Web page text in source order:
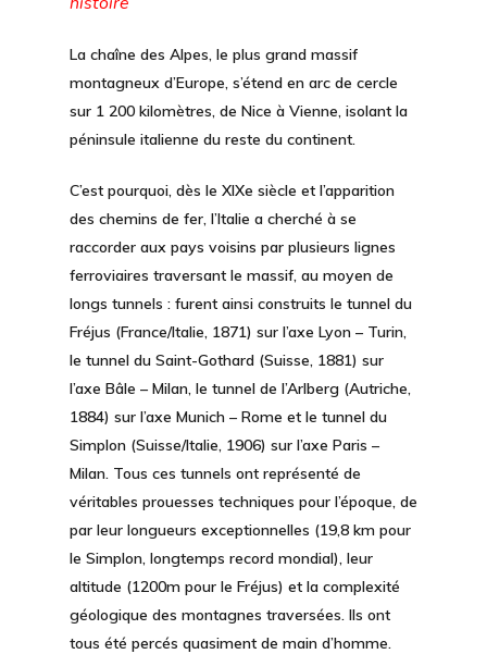
La chaîne des Alpes, le plus grand massif
montagneux d’Europe, s’étend en arc de cercle
sur 1 200 kilomètres, de Nice à Vienne, isolant la
péninsule italienne du reste du continent.
C’est pourquoi, dès le XIXe siècle et l’apparition
des chemins de fer, l’Italie a cherché à se
raccorder aux pays voisins par plusieurs lignes
ferroviaires traversant le massif, au moyen de
longs tunnels : furent ainsi construits le tunnel du
Fréjus (France/Italie, 1871) sur l’axe Lyon – Turin,
le tunnel du Saint-Gothard (Suisse, 1881) sur
l’axe Bâle – Milan, le tunnel de l’Arlberg (Autriche,
1884) sur l’axe Munich – Rome et le tunnel du
Simplon (Suisse/Italie, 1906) sur l’axe Paris –
Milan. Tous ces tunnels ont représenté de
véritables prouesses techniques pour l’époque, de
par leur longueurs exceptionnelles (19,8 km pour
le Simplon, longtemps record mondial), leur
altitude (1200m pour le Fréjus) et la complexité
géologique des montagnes traversées. Ils ont
tous été percés quasiment de main d’homme.